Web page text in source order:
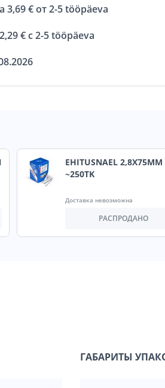
3,69 € от 2-5 tööpäeva
€ с 2-5 tööpäeva
EHITUSNAEL 2,8X75MM
~250TK
Доставка невозможна
РАСПРОДАНО
ГАБАРИТЫ